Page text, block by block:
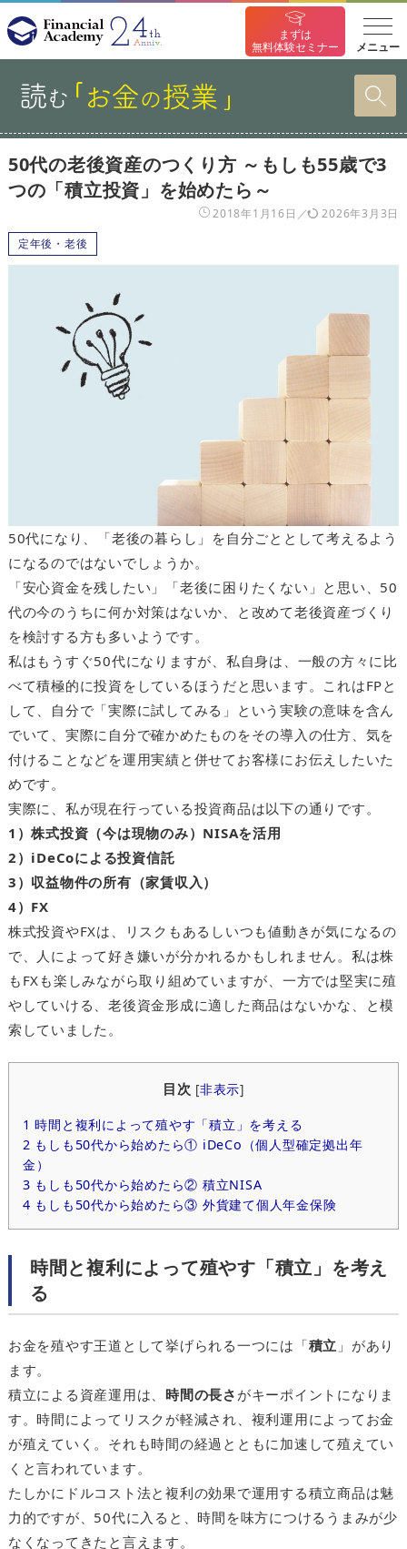
まずは
無料体験セミナー
メニュー
50代の老後資産のつくり方 ～もしも55歳で3
つの「積立投資」を始めたら～
2018年1月16日
2026年3月3日
定年後・老後
50代になり、「老後の暮らし」を自分ごととして考えるよう
になるのではないでしょうか。
「安心資金を残したい」「老後に困りたくない」と思い、50
代の今のうちに何か対策はないか、と改めて老後資産づくり
を検討する方も多いようです。
私はもうすぐ50代になりますが、私自身は、一般の方々に比
べて積極的に投資をしているほうだと思います。これはFPと
して、自分で「実際に試してみる」という実験の意味を含ん
でいて、実際に自分で確かめたものをその導入の仕方、気を
付けることなどを運用実績と併せてお客様にお伝えしたいた
めです。
実際に、私が現在行っている投資商品は以下の通りです。
1）株式投資（今は現物のみ）NISAを活用
2）iDeCoによる投資信託
3）収益物件の所有（家賃収入）
4）FX
株式投資やFXは、リスクもあるしいつも値動きが気になるの
で、人によって好き嫌いが分かれるかもしれません。私は株
もFXも楽しみながら取り組めていますが、一方では堅実に殖
やしていける、老後資金形成に適した商品はないかな、と模
索していました。
目次 [非表示]
1 時間と複利によって殖やす「積立」を考える
2 もしも50代から始めたら① iDeCo（個人型確定拠出年
金）
3 もしも50代から始めたら② 積立NISA
4 もしも50代から始めたら③ 外貨建て個人年金保険
時間と複利によって殖やす「積立」を考え
る
お金を殖やす王道として挙げられる一つには「積立 」があり
ます。
積立による資産運用は、時間の長さ がキーポイントになりま
す。時間によってリスクが軽減され、複利運用によってお金
が殖えていく。それも時間の経過とともに加速して殖えてい
くと言われています。
たしかにドルコスト法と複利の効果で運用する積立商品は魅
力的ですが、50代に入ると、時間を味方につけるうまみが少
なくなってきたと言えます。